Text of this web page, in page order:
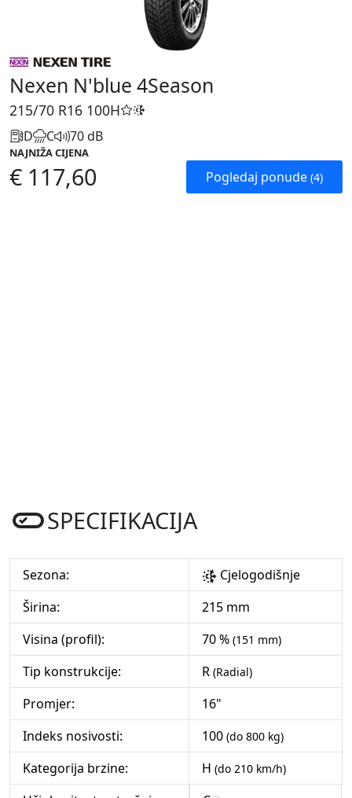
Nexen N'blue 4Season
215/70 R16 100H
D C 70 dB
NAJNIŽA CIJENA
€ 117,60 Pogledaj ponude (4)
SPECIFIKACIJA
Sezona:
Cjelogodišnje
Širina:
215 mm
Visina (profil):
70 % (151 mm)
Tip konstrukcije: R (Radial)
Promjer:
16"
Indeks nosivosti:
100 (do 800 kg)
Kategorija brzine: H (do 210 km/h)